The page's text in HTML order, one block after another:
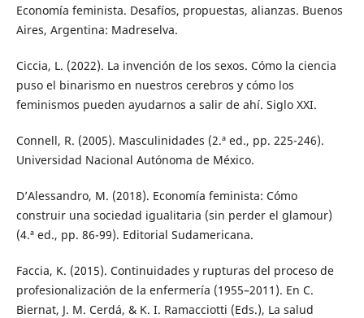
Economía feminista. Desafíos, propuestas, alianzas. Buenos
Aires, Argentina: Madreselva.
Ciccia, L. (2022). La invención de los sexos. Cómo la ciencia
puso el binarismo en nuestros cerebros y cómo los
feminismos pueden ayudarnos a salir de ahí. Siglo XXI.
Connell, R. (2005). Masculinidades (2.ª ed., pp. 225-246).
Universidad Nacional Autónoma de México.
D’Alessandro, M. (2018). Economía feminista: Cómo
construir una sociedad igualitaria (sin perder el glamour)
(4.ª ed., pp. 86-99). Editorial Sudamericana.
Faccia, K. (2015). Continuidades y rupturas del proceso de
profesionalización de la enfermería (1955–2011). En C.
Biernat, J. M. Cerdá, & K. I. Ramacciotti (Eds.), La salud